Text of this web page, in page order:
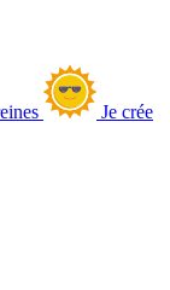
Je crée